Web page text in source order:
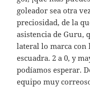
goleador sea otra
preciosidad, de la
asistencia de Guru,
lateral lo marca con
escuadra. 2 a 0, y
podíamos esperar.
equipo muy